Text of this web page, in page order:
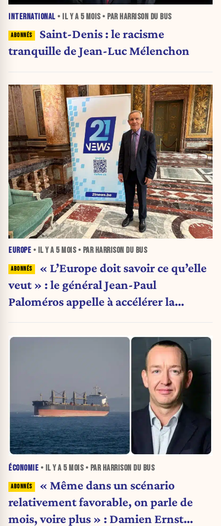
INTERNATIONAL • IL Y A 5 MOIS• PAR HARRISON DU BUS
Saint-Denis : le racisme
tranquille de Jean-Luc Mélenchon
EUROPE • IL Y A 5 MOIS• PAR HARRISON DU BUS
« L’Europe doit savoir ce qu’elle
veut » : le général Jean-Paul
Paloméros appelle à accélérer la
ÉCONOMIE • IL Y A 5 MOIS• PAR HARRISON DU BUS
« Même dans un scénario
relativement favorable, on parle de
mois, voire plus » : Damien Ernst